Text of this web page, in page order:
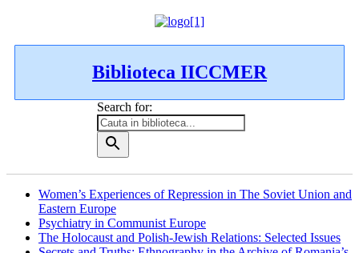
Biblioteca IICCMER
Search for:
Women’s Experiences of Repression in The Soviet Union and
Eastern Europe
Psychiatry in Communist Europe
The Holocaust and Polish-Jewish Relations: Selected Issues